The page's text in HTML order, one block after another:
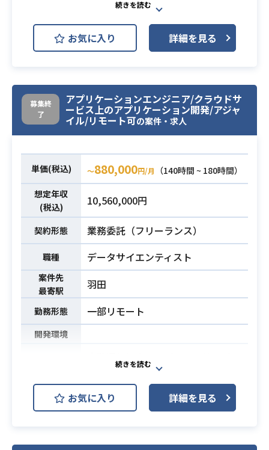
・深層学習ベースの音声認識/NLPプ
ロジェクトにおける開発経験
・BERTやWav2vecなどの自己教師
・HuggingfaceやPytorchを利用し
た学習パイプラインの構築やモデル
のチューニング経験
業務内容
設計・開発・保守や
データ分析支援（Tableauを利用し
たデータ可視化）を行っていただき
必須スキル
・分析系SQLの作成経験（長いSQL
(数千行程度)、window関数を扱った
ご経験）
・基本設計工程以降の開発経験（言
お気に入り 詳細を見る
募集終
了
アプリケーションエンジニア/クラウドサ
ービス上のアプリケーション開発/アジャ
イル/リモート可の案件・求人
単価(税込) 〜880,000円/月
（140時間 ~ 180時間）
想定年収
(税込)
10,560,000円
契約形態 業務委託（フリーランス）
職種 データサイエンティスト
案件先
最寄駅
羽田
勤務形態 一部リモート
開発環境
自動運転によるモビリティサービス
の実現に向けたクラウドプラットフ
ォームの開発に携わっていただきま
す。
験及びシステム設計経験があること
お気に入り 詳細を見る